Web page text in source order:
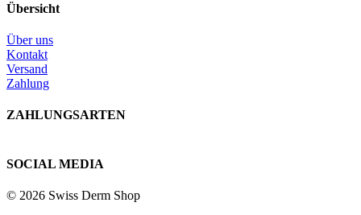
Übersicht
Über uns
Kontakt
Versand
Zahlung
ZAHLUNGSARTEN
SOCIAL MEDIA
© 2026 Swiss Derm Shop